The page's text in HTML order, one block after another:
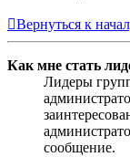
Вернуться к
Как мне стать
Лидеры
сообщение.